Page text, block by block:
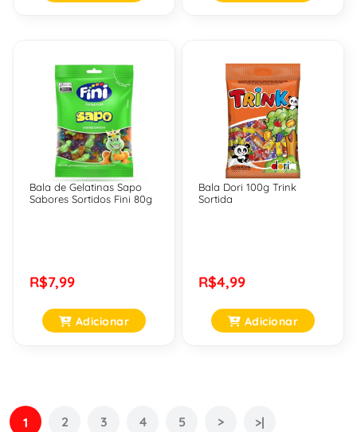
Bala de Gelatinas Sapo
Sabores Sortidos Fini 80g
R$7,99
Adicionar
Bala Dori 100g Trink
Sortida
R$4,99
Adicionar
1 2 3 4 5 > >|